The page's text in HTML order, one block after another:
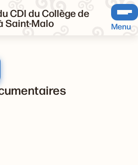
CDI du Collège de
Saint-Malo Menu